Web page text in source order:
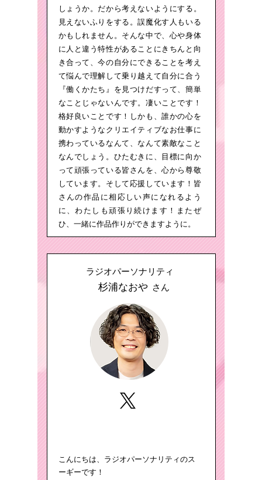
しょうか。だから考えないようにする。
見えないふりをする。誤魔化す人もいる
かもしれません。そんな中で、心や身体
に人と違う特性があることにきちんと向
き合って、今の自分にできることを考え
て悩んで理解して乗り越えて自分に合う
『働くかたち』を見つけだすって、簡単
なことじゃないんです。凄いことです！
格好良いことです！しかも、誰かの心を
動かすようなクリエイティブなお仕事に
携わっているなんて、なんて素敵なこと
なんでしょう。ひたむきに、目標に向か
って頑張っている皆さんを、心から尊敬
しています。そして応援しています！皆
さんの作品に相応しい声になれるよう
に、わたしも頑張り続けます！またぜ
ひ、一緒に作品作りができますように。
ラジオパーソナリティ
杉浦なおや さん
こんにちは、ラジオパーソナリティのス
ーギーです！